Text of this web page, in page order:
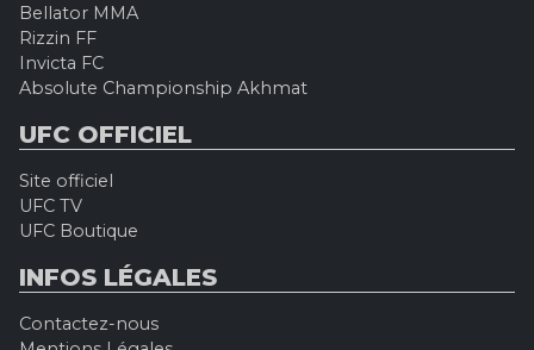
Bellator MMA
Rizzin FF
Invicta FC
Absolute Championship Akhmat
UFC OFFICIEL
Site officiel
UFC TV
UFC Boutique
INFOS LÉGALES
Contactez-nous